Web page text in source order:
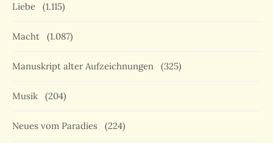
Liebe (1.115)
Macht (1.087)
Manuskript alter Aufzeichnungen (325)
Musik (204)
Neues vom Paradies (224)